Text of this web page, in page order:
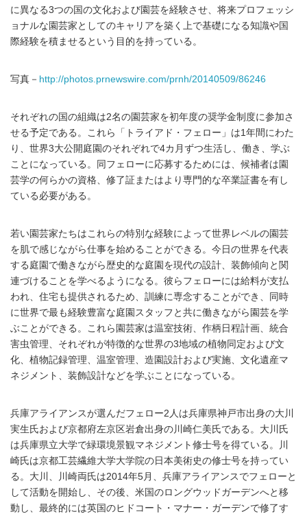
に異なる3つの国の文化および園芸を経験させ、将来プロフェッシ
ョナルな園芸家としてのキャリアを築く上で基礎になる知識や国
際経験を積ませるという目的を持っている。
写真－ http://photos.prnewswire.com/prnh/20140509/86246
それぞれの国の組織は2名の園芸家を初年度の奨学金制度に参加さ
せる予定である。これら「トライアド・フェロー」は1年間にわた
り、世界3大公開庭園のそれぞれで4カ月ずつ生活し、働き、学ぶ
ことになっている。同フェローに応募するためには、候補者は園
芸学の何らかの資格、修了証またはより専門的な卒業証書を有し
ている必要がある。
若い園芸家たちはこれらの特別な経験によって世界レベルの園芸
を肌で感じながら仕事を始めることができる。今日の世界を代表
する庭園で働きながら歴史的な庭園を現代の設計、装飾傾向と関
連づけることを学べるようになる。彼らフェローには給料が支払
われ、住宅も提供されるため、訓練に専念することができ、同時
に世界で最も経験豊富な庭園スタッフと共に働きながら園芸を学
ぶことができる。これら園芸家は温室技術、作柄日程計画、統合
害虫管理、それぞれが特徴的な世界の3地域の植物同定および文
化、植物記録管理、温室管理、造園設計および実施、文化遺産マ
ネジメント、装飾設計などを学ぶことになっている。
兵庫アライアンスが選んだフェロー2人は兵庫県神戸市出身の大川
実生氏および京都府左京区岩倉出身の川崎仁美氏である。大川氏
は兵庫県立大学で緑環境景観マネジメント修士号を得ている。川
崎氏は京都工芸繊維大学大学院の日本美術史の修士号を持ってい
る。大川、川崎両氏は2014年5月、兵庫アライアンスでフェローと
して活動を開始し、その後、米国のロングウッドガーデンへと移
動し、最終的には英国のヒドコート・マナー・ガーデンで修了す